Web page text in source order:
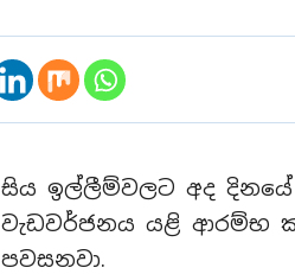
සිය ඉල්ලීම්වලට අද
වැඩවර්ජනය යළි ආරම්භ
පවසනවා.